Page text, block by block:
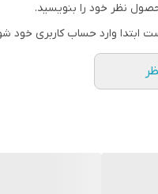
نظر خود را بنویسید.
ابتدا وارد حساب کاربری خود